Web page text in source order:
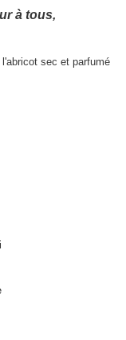
à tous,
sec et parfumé